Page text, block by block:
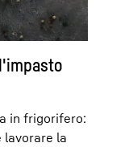
in frigorifero:
lavorare la